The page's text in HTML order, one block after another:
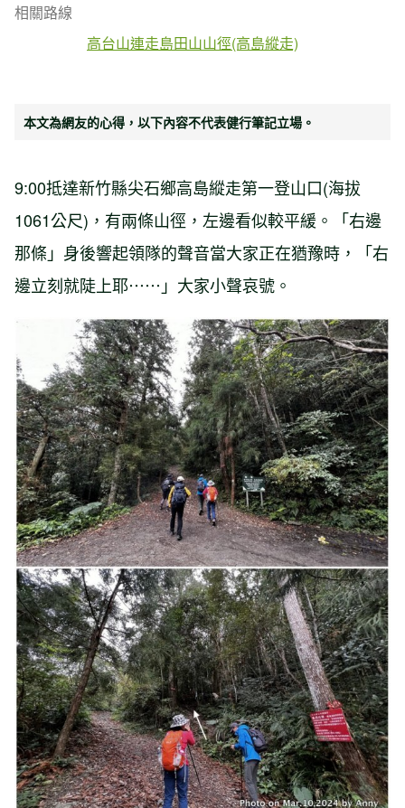
相關路線
高台山連走島田山山徑(高島縱走)
本文為網友的心得，以下內容不代表健行筆記立場。
9:00抵達新竹縣尖石鄉高島縱走第一登山口(海拔
1061公尺)，有兩條山徑，左邊看似較平緩。「右邊
那條」身後響起領隊的聲音當大家正在猶豫時，「右
邊立刻就陡上耶⋯⋯」大家小聲哀號。